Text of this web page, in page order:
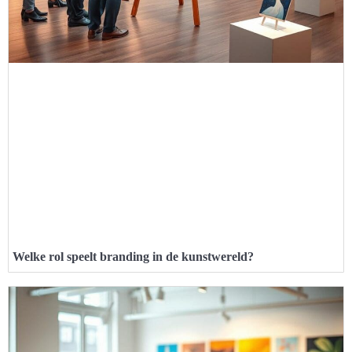
Welke rol speelt branding in de kunstwereld?